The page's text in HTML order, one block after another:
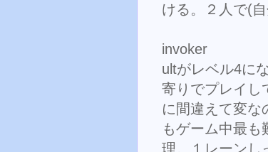
ける。２人で(
invoker
ultがレベル4に
寄りでプレイし
に間違えて変な
もゲーム中最も
理。１レーンし